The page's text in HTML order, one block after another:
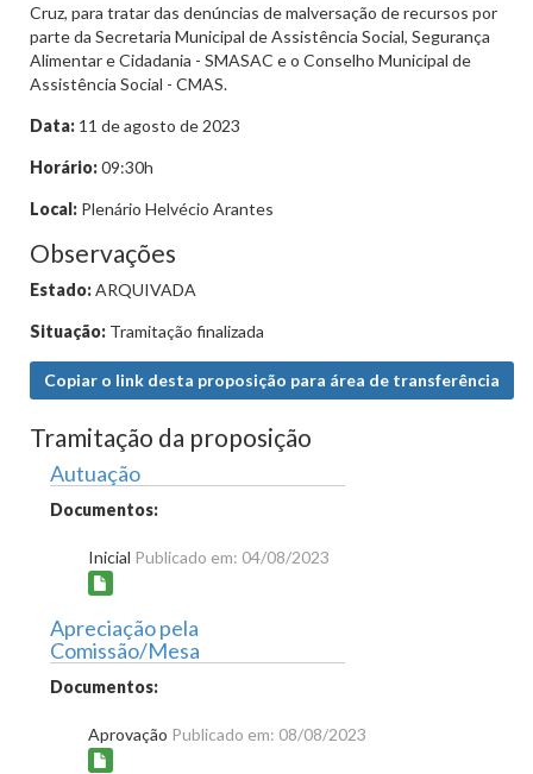
Cruz, para tratar das denúncias de malversação de recursos por
parte da Secretaria Municipal de Assistência Social, Segurança
Alimentar e Cidadania - SMASAC e o Conselho Municipal de
Assistência Social - CMAS.
Data: 11 de agosto de 2023
Horário:09:30h
Local: Plenário Helvécio Arantes
Observações
Estado:ARQUIVADA
Situação: Tramitação finalizada
Copiar o link desta proposição para área de transferência
Tramitação da proposição
Autuação
Documentos:
Inicial Publicado em: 04/08/2023
Apreciação pela
Comissão/Mesa
Documentos:
Aprovação Publicado em: 08/08/2023